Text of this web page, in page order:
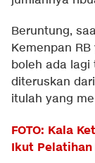
Beruntung,
Kemenpan
boleh ada lagi
diteruskan
itulah yang
FOTO: Kala
Ikut Pelatihan